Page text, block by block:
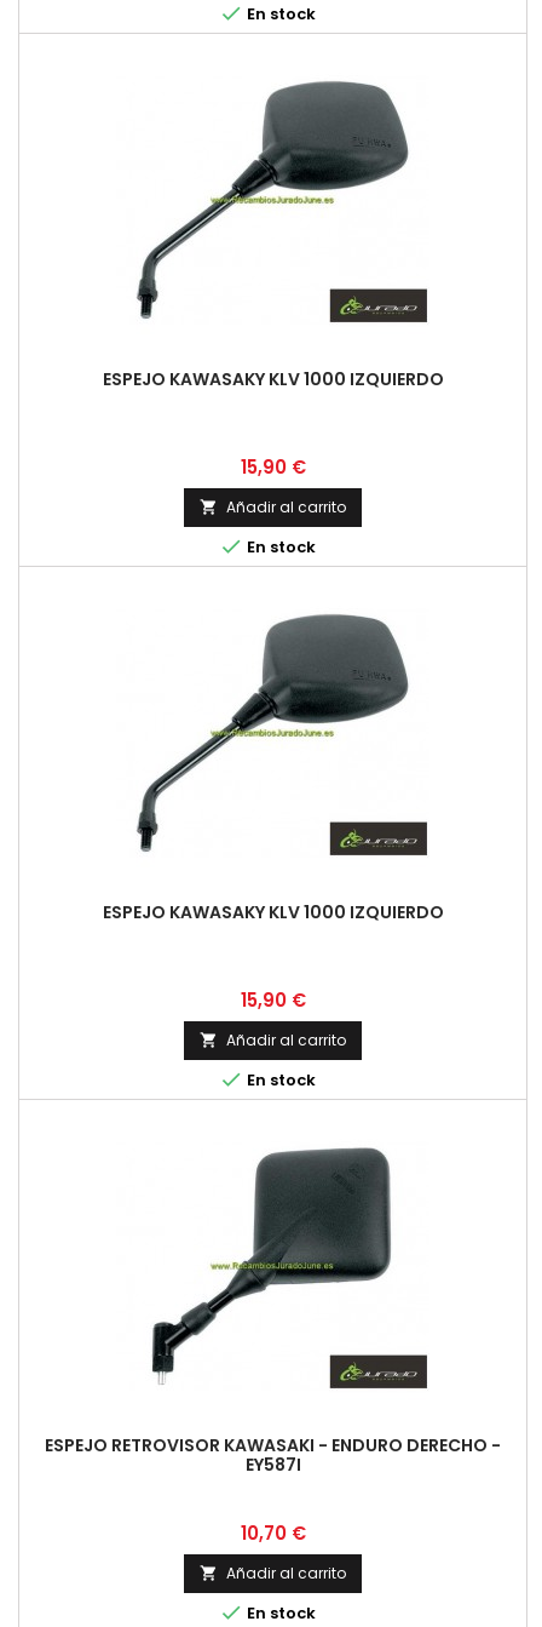
 En stock
ESPEJO KAWASAKY KLV 1000 IZQUIERDO
Precio
15,90 €
 Añadir al carrito
 En stock
ESPEJO KAWASAKY KLV 1000 IZQUIERDO
Precio
15,90 €
 Añadir al carrito
 En stock
ESPEJO RETROVISOR KAWASAKI - ENDURO DERECHO -
EY587I
Precio
10,70 €
 Añadir al carrito
 En stock